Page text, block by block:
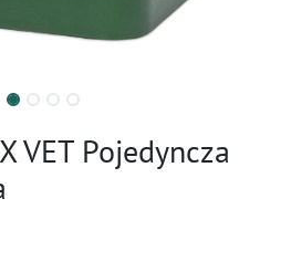
VET Pojedyncza